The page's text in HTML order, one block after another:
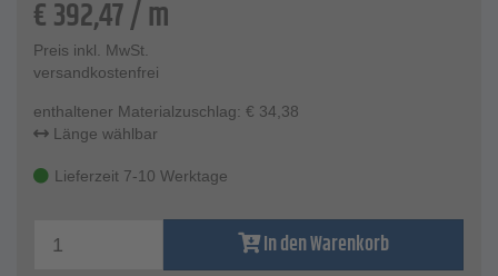
€392,47/ m
Preis inkl. MwSt.
versandkostenfrei
enthaltener Materialzuschlag: € 34,38
Länge wählbar
Lieferzeit 7-10 Werktage
In den Warenkorb